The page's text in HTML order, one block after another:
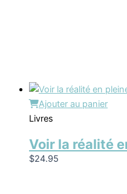
Ajouter au panier
Livres
Voir la réalité
$24.95